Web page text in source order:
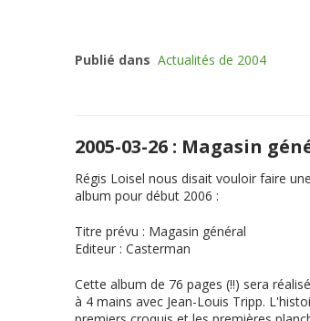
Publié dans Actualités de 2004
2005-03-26 : Magasin
Régis Loisel nous disait vouloir faire
album pour début 2006 :
Titre prévu : Magasin général
Editeur : Casterman
Cette album de 76 pages (!!) sera
à 4 mains avec Jean-Louis Tripp.